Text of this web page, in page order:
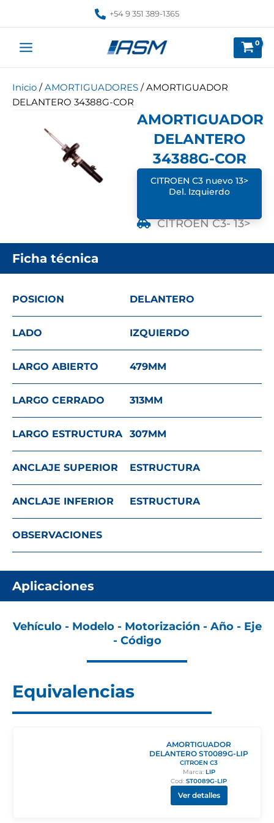
+54 9 351 389-1365
Inicio /AMORTIGUADORES / AMORTIGUADOR
DELANTERO 34388G-COR
AMORTIGUADOR
DELANTERO
34388G-COR
CITROEN C3 nuevo 13>
Del. Izquierdo
CITROEN C3- 13>
Ficha técnica
POSICION DELANTERO
LADO IZQUIERDO
LARGO ABIERTO 479MM
LARGO CERRADO 313MM
LARGO ESTRUCTURA 307MM
ANCLAJE SUPERIOR ESTRUCTURA
ANCLAJE INFERIOR ESTRUCTURA
OBSERVACIONES
Aplicaciones
Vehículo - Modelo - Motorización - Año - Eje
- Código
Equivalencias
AMORTIGUADOR
DELANTERO ST0089G-LIP
CITROEN C3
Marca: LIP
Cod: ST0089G-LIP
Ver detalles